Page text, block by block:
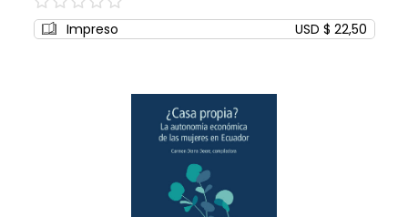
0%
Impreso USD $ 22,50